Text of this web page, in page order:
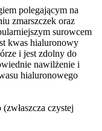
polegającym na
zmarszczek oraz
surowcem
kwas hialuronowy
i jest zdolny do
nawilżenie i
hialuronowego
czystej